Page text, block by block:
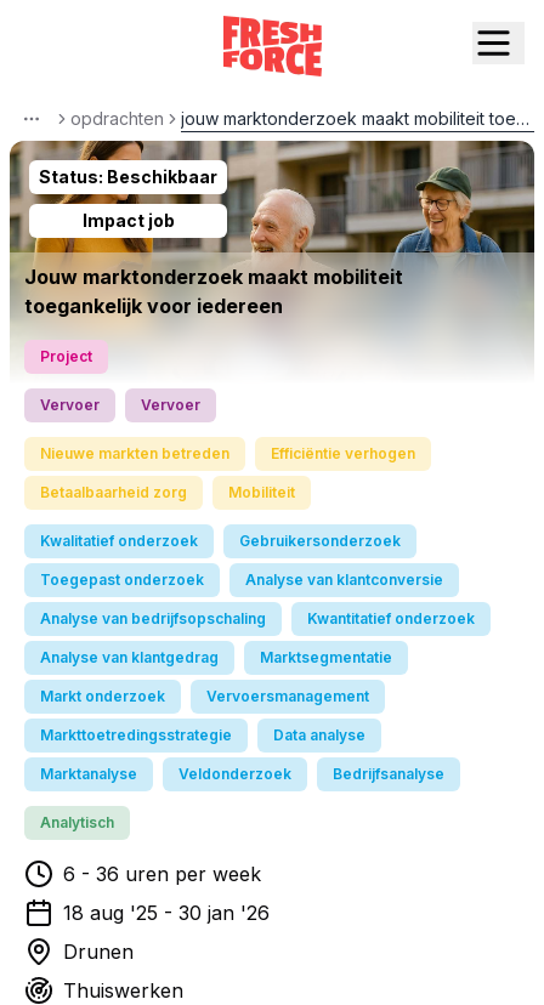
Moreopdrachten jouw marktonderzoek maakt mobiliteit toegankelijk voor iedereen
Status: Beschikbaar
Impact job
Jouw marktonderzoek maakt mobiliteit
toegankelijk voor iedereen
Project
Vervoer Vervoer
Nieuwe markten betreden Efficiëntie verhogen
Betaalbaarheid zorg Mobiliteit
Kwalitatief onderzoek Gebruikersonderzoek
Toegepast onderzoek Analyse van klantconversie
Analyse van bedrijfsopschaling Kwantitatief onderzoek
Analyse van klantgedrag Marktsegmentatie
Markt onderzoek Vervoersmanagement
Markttoetredingsstrategie Data analyse
Marktanalyse Veldonderzoek Bedrijfsanalyse
Analytisch
6 - 36 uren per week
18 aug '25 - 30 jan '26
Drunen
Thuiswerken